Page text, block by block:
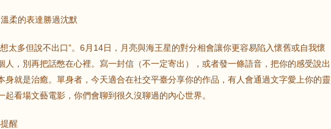
柔的表達勝過沈默
太多但說不出口”。6月14日，月亮與海王星的對分相會讓你更容易陷入懷舊或自我懷
人，別再把話憋在心裡。寫一封信（不一定寄出），或者發一條語音，把你的感受說出
身就是治癒。單身者，今天適合在社交平臺分享你的作品，有人會通過文字愛上你的靈
起看場文藝電影，你們會聊到很久沒聊過的內心世界。
醒